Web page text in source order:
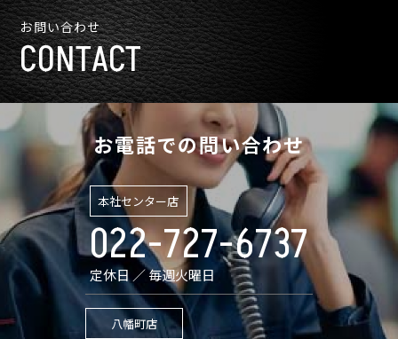
お問い合わせ
CONTACT
お電話での問い合わせ
本社センター店
022-727-6737
定休日 ／ 毎週火曜日
八幡町店